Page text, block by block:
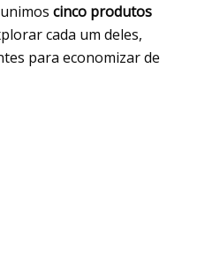
cinco produtos
cada um deles,
para economizar de